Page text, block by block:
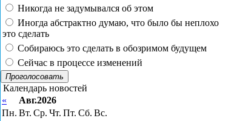
Никогда не задумывался об этом
Иногда абстрактно думаю, что было бы неплохо
это сделать
Собираюсь это сделать в обозримом будущем
Сейчас в процессе изменений
Проголосовать
Календарь новостей
«
Авг.2026
Пн. Вт. Ср. Чт. Пт. Сб. Вс.